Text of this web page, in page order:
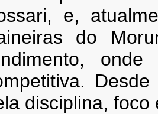
e,
do
disciplina, foco